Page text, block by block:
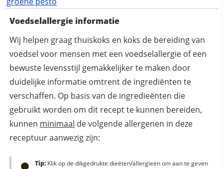
Voedselallergie informatie
Wij helpen graag thuiskoks en koks de bereiding van
voedsel voor mensen met een voedselallergie of een
bewuste levensstijl gemakkelijker te maken door
duidelijke informatie omtrent de ingrediënten te
verschaffen. Op basis van de ingredieënten die
gebruikt worden om dit recept te kunnen bereiden,
kunnen minimaal de volgende allergenen in deze
receptuur aanwezig zijn:
Tip:Klik op de dikgedrukte dieëten/allergieën om aan te geven